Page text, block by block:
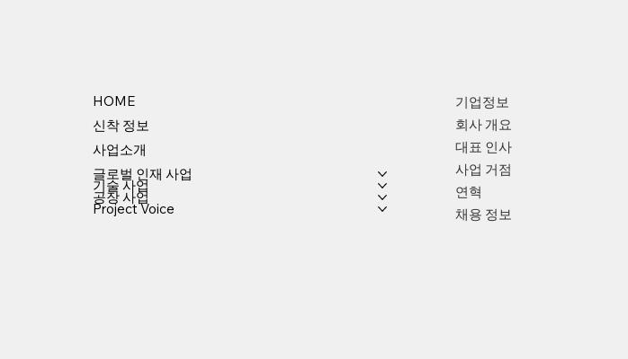
HOME
신착 정보
사업소개
글로벌 인재 사업
기술 사업
공장 사업
Project Voice
기업정보
회사 개요
대표 인사
사업 거점
연혁
채용 정보